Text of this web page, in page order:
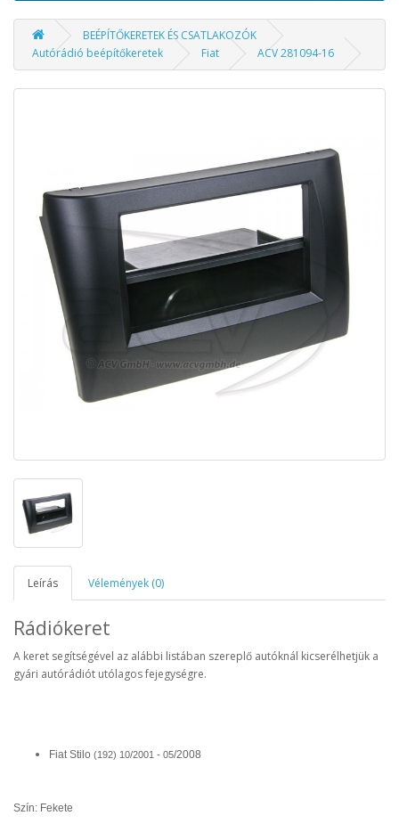
BEÉPÍTŐKERETEK ÉS CSATLAKOZÓK
Autórádió beépítőkeretek
Fiat ACV 281094-16
Leírás Vélemények (0)
Rádiókeret
A keret segítségével az alábbi listában szereplő autóknál kicserélhetjük a
gyári autórádiót utólagos fejegységre.
Fiat Stilo (192) 10/2001 - 05/2008
Szín: Fekete